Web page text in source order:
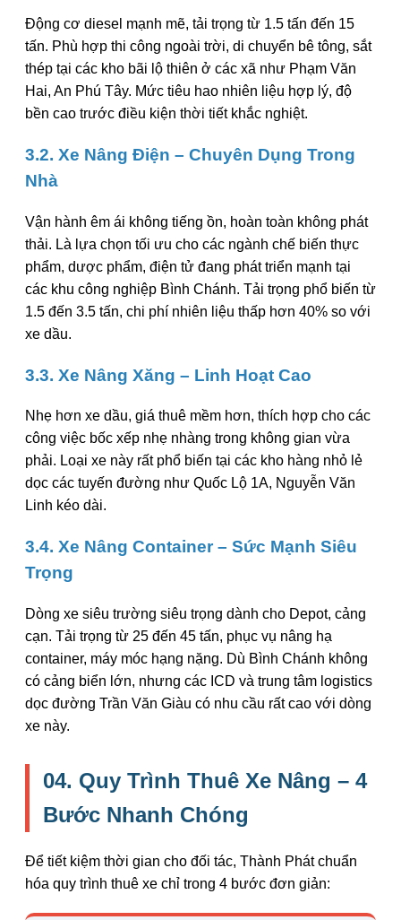
Động cơ diesel mạnh mẽ, tải trọng từ 1.5 tấn đến 15
tấn. Phù hợp thi công ngoài trời, di chuyển bê tông, sắt
thép tại các kho bãi lộ thiên ở các xã như Phạm Văn
Hai, An Phú Tây. Mức tiêu hao nhiên liệu hợp lý, độ
bền cao trước điều kiện thời tiết khắc nghiệt.
3.2. Xe Nâng Điện – Chuyên Dụng Trong
Nhà
Vận hành êm ái không tiếng ồn, hoàn toàn không phát
thải. Là lựa chọn tối ưu cho các ngành chế biến thực
phẩm, dược phẩm, điện tử đang phát triển mạnh tại
các khu công nghiệp Bình Chánh. Tải trọng phổ biến từ
1.5 đến 3.5 tấn, chi phí nhiên liệu thấp hơn 40% so với
xe dầu.
3.3. Xe Nâng Xăng – Linh Hoạt Cao
Nhẹ hơn xe dầu, giá thuê mềm hơn, thích hợp cho các
công việc bốc xếp nhẹ nhàng trong không gian vừa
phải. Loại xe này rất phổ biến tại các kho hàng nhỏ lẻ
dọc các tuyến đường như Quốc Lộ 1A, Nguyễn Văn
Linh kéo dài.
3.4. Xe Nâng Container – Sức Mạnh Siêu
Trọng
Dòng xe siêu trường siêu trọng dành cho Depot, cảng
cạn. Tải trọng từ 25 đến 45 tấn, phục vụ nâng hạ
container, máy móc hạng nặng. Dù Bình Chánh không
có cảng biển lớn, nhưng các ICD và trung tâm logistics
dọc đường Trần Văn Giàu có nhu cầu rất cao với dòng
xe này.
04. Quy Trình Thuê Xe Nâng – 4
Bước Nhanh Chóng
Để tiết kiệm thời gian cho đối tác, Thành Phát chuẩn
hóa quy trình thuê xe chỉ trong 4 bước đơn giản: